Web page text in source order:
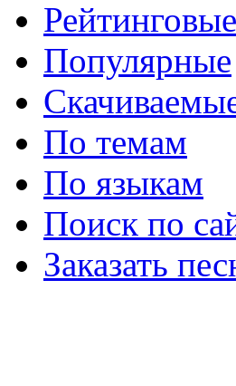
Рейтинговые
Популярные
По темам
По языкам
Поиск по
Заказать